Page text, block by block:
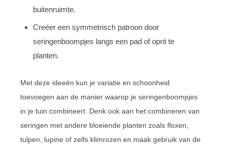
buitenruimte.
Creëer een symmetrisch patroon door
seringenboompjes langs een pad of oprit te
planten.
Met deze ideeën kun je variatie en schoonheid
toevoegen aan de manier waarop je seringenboompjes
in je tuin combineert. Denk ook aan het combineren van
seringen met andere bloeiende planten zoals floxen,
tulpen, lupine of zelfs klimrozen en maak gebruik van de